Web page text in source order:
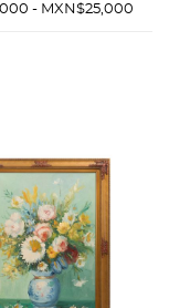
Firmado
- MXN$25,000